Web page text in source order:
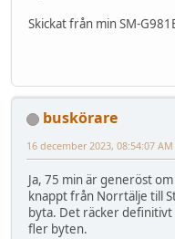
Skickat från min SM-
buskörare
16 december 2023, 08:54:07 AM
Ja, 75 min är generöst
knappt från Norrtälje till
byta. Det räcker
fler byten.